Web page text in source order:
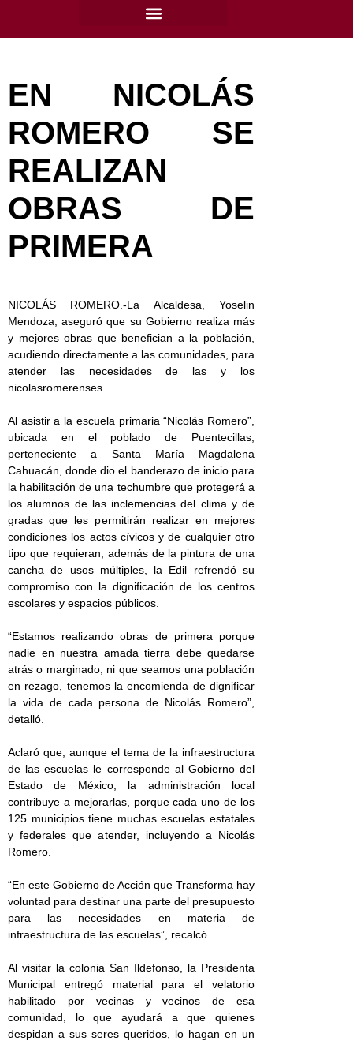
EN NICOLÁS
ROMERO SE
REALIZAN
OBRAS DE
PRIMERA
NICOLÁS ROMERO.-La Alcaldesa, Yoselin
Mendoza, aseguró que su Gobierno realiza más
y mejores obras que benefician a la población,
acudiendo directamente a las comunidades, para
atender las necesidades de las y los
nicolasromerenses.
Al asistir a la escuela primaria “Nicolás Romero”,
ubicada en el poblado de Puentecillas,
perteneciente a Santa María Magdalena
Cahuacán, donde dio el banderazo de inicio para
la habilitación de una techumbre que protegerá a
los alumnos de las inclemencias del clima y de
gradas que les permitirán realizar en mejores
condiciones los actos cívicos y de cualquier otro
tipo que requieran, además de la pintura de una
cancha de usos múltiples, la Edil refrendó su
compromiso con la dignificación de los centros
escolares y espacios públicos.
“Estamos realizando obras de primera porque
nadie en nuestra amada tierra debe quedarse
atrás o marginado, ni que seamos una población
en rezago, tenemos la encomienda de dignificar
la vida de cada persona de Nicolás Romero”,
detalló.
Aclaró que, aunque el tema de la infraestructura
de las escuelas le corresponde al Gobierno del
Estado de México, la administración local
contribuye a mejorarlas, porque cada uno de los
125 municipios tiene muchas escuelas estatales
y federales que atender, incluyendo a Nicolás
Romero.
“En este Gobierno de Acción que Transforma hay
voluntad para destinar una parte del presupuesto
para las necesidades en materia de
infraestructura de las escuelas”, recalcó.
Al visitar la colonia San Ildefonso, la Presidenta
Municipal entregó material para el velatorio
habilitado por vecinas y vecinos de esa
comunidad, lo que ayudará a que quienes
despidan a sus seres queridos, lo hagan en un